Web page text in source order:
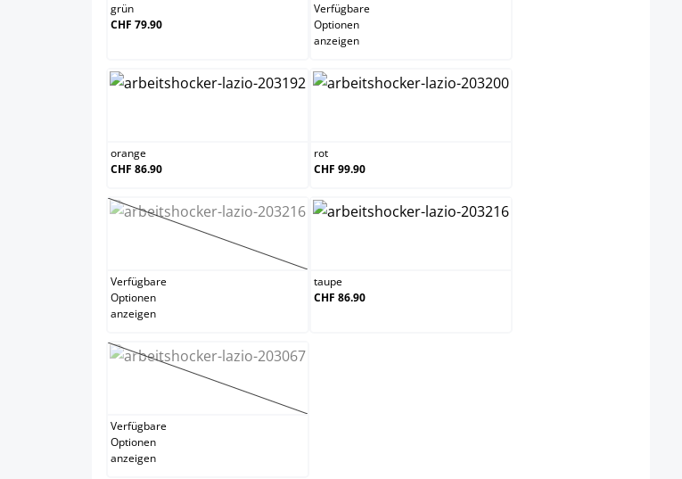
grün
CHF 79.90
Verfügbare
Optionen
anzeigen
orange
CHF 86.90
rot
CHF 99.90
schwarz
(Diese Option ist zurzeit nicht verfügbar.)
Verfügbare
Optionen
anzeigen
taupe
CHF 86.90
weiß
(Diese Option ist zurzeit nicht verfügbar.)
Verfügbare
Optionen
anzeigen